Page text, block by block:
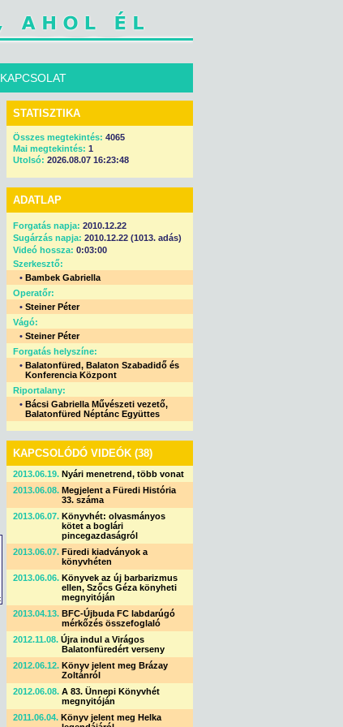
KAPCSOLAT
STATISZTIKA
Összes megtekintés: 4065
Mai megtekintés: 1
Utolsó: 2026.08.07 16:23:48
ADATLAP
Forgatás napja: 2010.12.22
Sugárzás napja: 2010.12.22 (1013. adás)
Videó hossza: 0:03:00
Szerkesztő:
• Bambek Gabriella
Operatőr:
• Steiner Péter
Vágó:
• Steiner Péter
Forgatás helyszíne:
• Balatonfüred, Balaton Szabadidő és
Konferencia Központ
Riportalany:
• Bácsi Gabriella Művészeti vezető,
Balatonfüred Néptánc Együttes
KAPCSOLÓDÓ VIDEÓK (38)
2013.06.19. Nyári menetrend, több vonat
2013.06.08. Megjelent a Füredi História
33. száma
2013.06.07. Könyvhét: olvasmányos
kötet a boglári
pincegazdaságról
2013.06.07. Füredi kiadványok a
könyvhéten
2013.06.06. Könyvek az új barbarizmus
ellen, Szőcs Géza könyheti
megnyitóján
2013.04.13. BFC-Újbuda FC labdarúgó
mérkőzés összefoglaló
2012.11.08. Újra indul a Virágos
Balatonfüredért verseny
2012.06.12. Könyv jelent meg Brázay
Zoltánról
2012.06.08. A 83. Ünnepi Könyvhét
megnyitóján
2011.06.04. Könyv jelent meg Helka